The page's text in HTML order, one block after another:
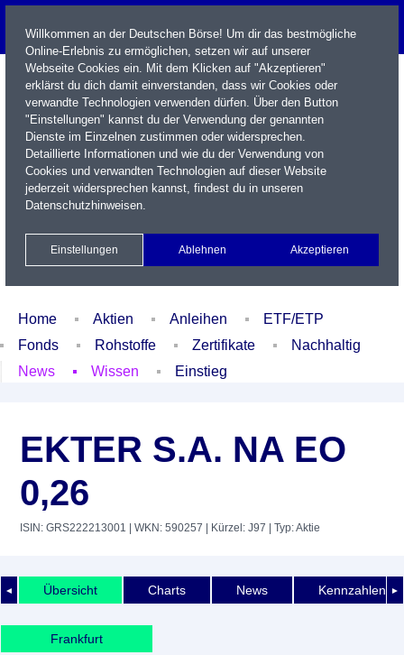
Name / WKN / ISIN / Kürzel
Xetra Realtime
Watchlist Portfolio Login
Home Aktien Anleihen
ETF/ETP
Fonds
Rohstoffe Zertifikate
Nachhaltig
News
Wissen Einstieg
EKTER S.A. NA EO
0,26
ISIN: GRS222213001 | WKN: 590257 | Kürzel: J97 | Typ: Aktie
◄ ►
Übersicht Charts News Kennzahlen
Frankfurt
Willkommen an der Deutschen Börse! Um dir das bestmögliche
Online-Erlebnis zu ermöglichen, setzen wir auf unserer
Webseite Cookies ein. Mit dem Klicken auf "Akzeptieren"
erklärst du dich damit einverstanden, dass wir Cookies oder
verwandte Technologien verwenden dürfen. Über den Button
"Einstellungen" kannst du der Verwendung der genannten
Dienste im Einzelnen zustimmen oder widersprechen.
Detaillierte Informationen und wie du der Verwendung von
Cookies und verwandten Technologien auf dieser Website
jederzeit widersprechen kannst, findest du in unseren
Datenschutzhinweisen.
Einstellungen Ablehnen Akzeptieren